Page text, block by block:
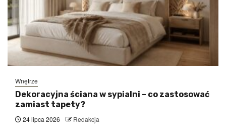
Wnętrze
Dekoracyjna ściana w sypialni – co zastosować
zamiast tapety?
24 lipca 2026 Redakcja